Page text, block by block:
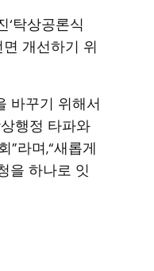
탁상공론식
개선하기 위
바꾸기 위해서
행정 타파와
”라며,“새롭게
을 하나로 잇